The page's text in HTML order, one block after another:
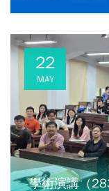
22
MAY
學術演講（